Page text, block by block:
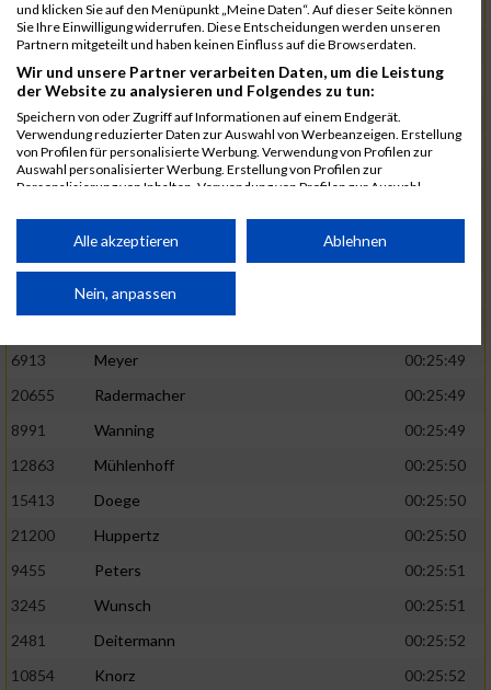
1582 Funken
00:25:42
12220
Cosma
00:25:43
9678
Exner
00:25:43
11817
Schmaul-Klaibee
6812
Koch
00:25:47
9610
Linß
00:25:47
706
Wehmeier
00:25:48
Küpper
Inhoff
6913
Meyer
00:25:49
20655
Radermacher
00:25:49
8991
Wanning
00:25:49
12863
Mühlenhoff
00:25:50
15413
Doege
00:25:50
21200
Huppertz
00:25:50
9455
Peters
00:25:51
3245
Wunsch
00:25:51
2481
Deitermann
00:25:52
10854
Knorz
00:25:52
und klicken Sie auf den Menüpunkt „Meine Daten“. Auf dieser Seite können
Sie Ihre Einwilligung widerrufen. Diese Entscheidungen werden unseren
Partnern mitgeteilt und haben keinen Einfluss auf die Browserdaten.
Wir und unsere Partner verarbeiten Daten, um die Leistung
der Website zu analysieren und Folgendes zu tun:
Speichern von oder Zugriff auf Informationen auf einem Endgerät.
Verwendung reduzierter Daten zur Auswahl von Werbeanzeigen. Erstellung
von Profilen für personalisierte Werbung. Verwendung von Profilen zur
Auswahl personalisierter Werbung. Erstellung von Profilen zur
Personalisierung von Inhalten. Verwendung von Profilen zur Auswahl
Performance von Inhalten. Analyse von Zielgruppen durch Statistiken oder
Kombinationen von Daten aus verschiedenen Quellen. Entwicklung und
von Inhalten.
Daten können außerhalb der Europäischen Union weitergegeben und in die
Website/App.
Partnerliste anzeigen (1 IAB-Anbieter)
Wir nutzen Ihre Daten für folgende Zwecke:
Speichern von oder Zugriff auf Informationen
auf einem Endgerät
von Werbeanzeigen
Werbung
Alle akzeptieren Ablehnen
Nein, anpassen